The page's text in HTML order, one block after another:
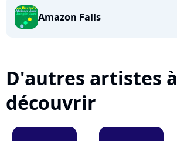
Amazon Falls
D'autres artistes à
découvrir